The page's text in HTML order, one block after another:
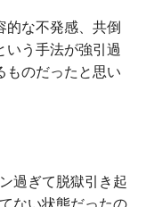
的な不発感、共倒
う手法が強引過
ものだったと思い
過ぎて脱獄引き起